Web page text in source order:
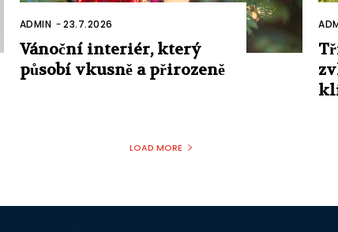
ADMIN -23.7.2026
Vánoční interiér, který
působí vkusně a přirozeně
LOAD MORE